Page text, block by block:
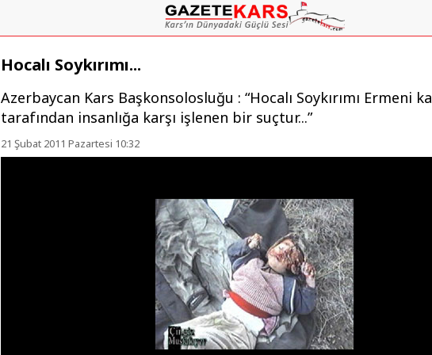
Hocalı Soykırımı...
Azerbaycan Kars Başkonsolosluğu : “Hocalı Soykırımı Ermeni
tarafından insanlığa karşı işlenen bir suçtur...”
21 Şubat 2011 Pazartesi 10:32